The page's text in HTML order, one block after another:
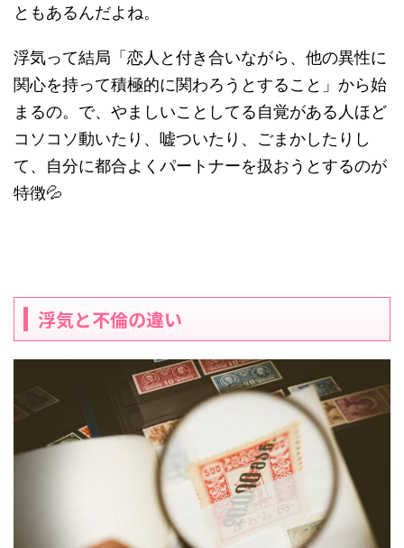
ともあるんだよね。
浮気って結局「恋人と付き合いながら、他の異性に
関心を持って積極的に関わろうとすること」から始
まるの。で、やましいことしてる自覚がある人ほど
コソコソ動いたり、嘘ついたり、ごまかしたりし
て、自分に都合よくパートナーを扱おうとするのが
特徴💦
浮気と不倫の違い